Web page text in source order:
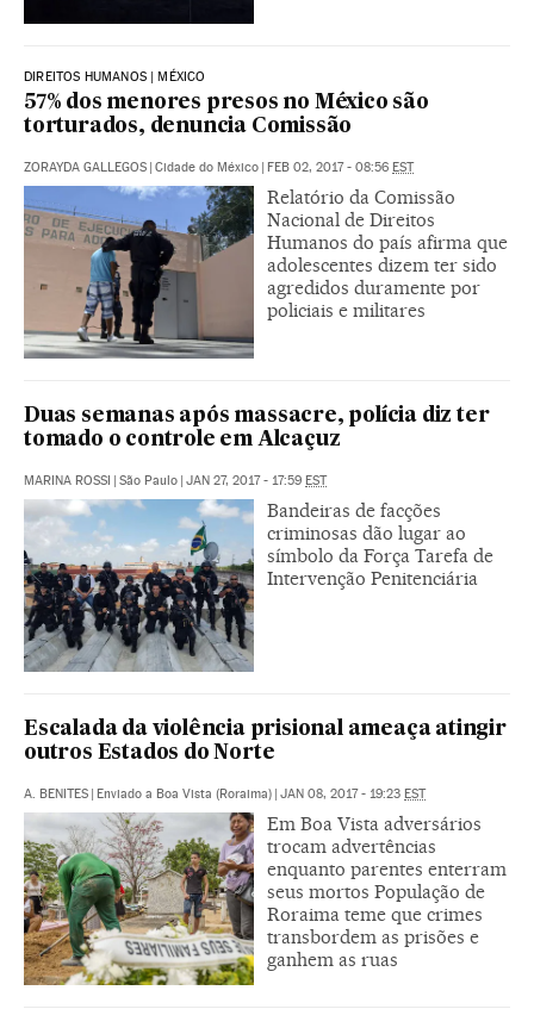
DIREITOS HUMANOS | MÉXICO
57% dos menores presos no México são
torturados, denuncia Comissão
ZORAYDA GALLEGOS | Cidade do México | FEB 02, 2017 - 08:56 EST
Relatório da Comissão
Nacional de Direitos
Humanos do país afirma que
adolescentes dizem ter sido
agredidos duramente por
policiais e militares
Duas semanas após massacre, polícia diz ter
tomado o controle em Alcaçuz
MARINA ROSSI | São Paulo | JAN 27, 2017 - 17:59 EST
Bandeiras de facções
criminosas dão lugar ao
símbolo da Força Tarefa de
Intervenção Penitenciária
Escalada da violência prisional ameaça atingir
outros Estados do Norte
A. BENITES | Enviado a Boa Vista (Roraima) | JAN 08, 2017 - 19:23 EST
Em Boa Vista adversários
trocam advertências
enquanto parentes enterram
seus mortos População de
Roraima teme que crimes
transbordem as prisões e
ganhem as ruas